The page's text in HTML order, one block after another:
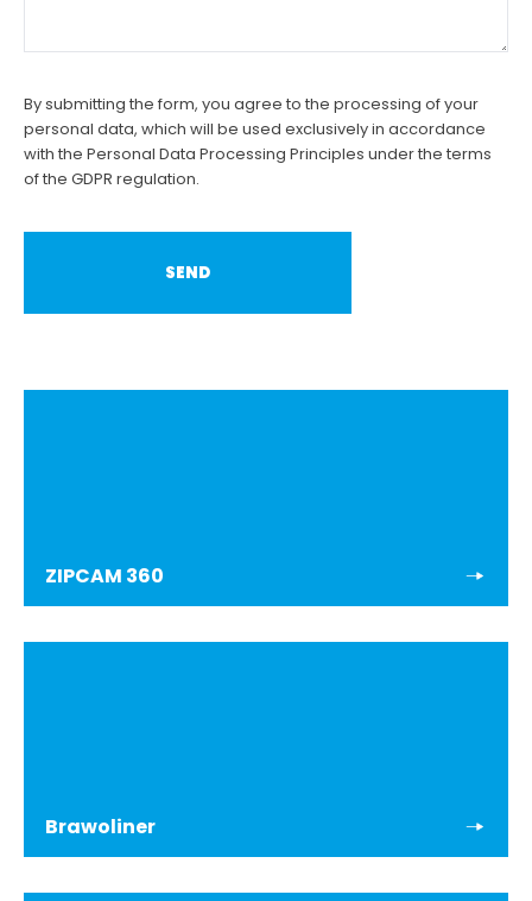
ZIPCAM 360
Brawoliner
By submitting the form, you agree to the processing of your
personal data, which will be used exclusively in accordance
with the Personal Data Processing Principles under the terms
of the GDPR regulation.